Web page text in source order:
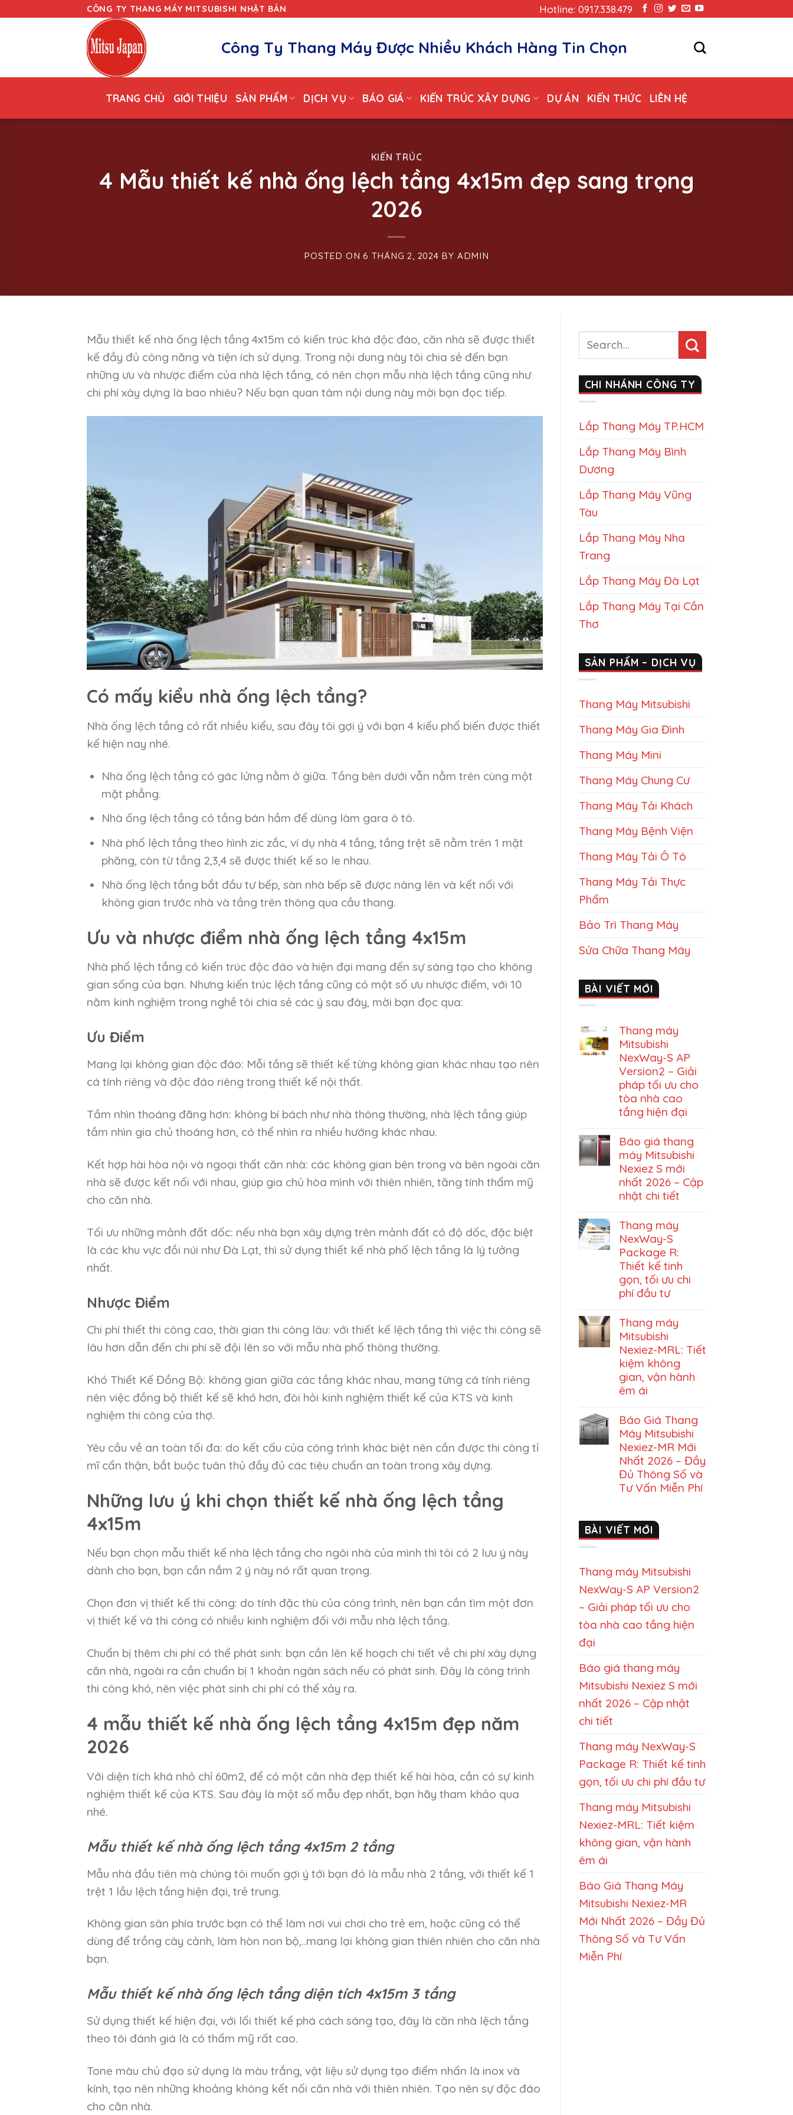
CÔNG TY THANG MÁY MITSUBISHI NHẬT BẢN Hotline: 0917.338.479
Công Ty Thang Máy Được Nhiều Khách Hàng Tin Chọn
TRANG CHỦ GIỚI THIỆU SẢN PHẨM DỊCH VỤ BÁO GIÁ KIẾN TRÚC XÂY DỰNG DỰ ÁN KIẾN THỨC LIÊN HỆ
KIẾN TRÚC
4 Mẫu thiết kế nhà ống lệch tầng 4x15m đẹp sang trọng
2026
POSTED ON6 THÁNG 2, 2024 BY ADMIN
Mẫu thiết kế nhà ống lệch tầng 4x15m có kiến trúc khá độc đáo, căn nhà sẽ được thiết
kế đầy đủ công năng và tiện ích sử dụng. Trong nội dung này tôi chia sẻ đến bạn
những ưu và nhược điểm của nhà lệch tầng, có nên chọn mẫu nhà lệch tầng cũng như
chi phí xây dựng là bao nhiêu? Nếu bạn quan tâm nội dung này mời bạn đọc tiếp.
Có mấy kiểu nhà ống lệch tầng?
Nhà ống lệch tầng có rất nhiều kiểu, sau đây tôi gợi ý với bạn 4 kiểu phổ biến được thiết
kế hiện nay nhé.
Nhà ống lệch tầng có gác lửng nằm ở giữa. Tầng bên dưới vẫn nằm trên cùng một
mặt phẳng.
Nhà ống lệch tầng có tầng bán hầm để dùng làm gara ô tô.
Nhà phố lệch tầng theo hình zic zắc, ví dụ nhà 4 tầng, tầng trệt sẽ nằm trên 1 mặt
phăng, còn từ tầng 2,3,4 sẽ được thiết kế so le nhau.
Nhà ống lệch tầng bắt đầu tư bếp, sàn nhà bếp sẽ được nâng lên và kết nối với
không gian trước nhà và tầng trên thông qua cầu thang.
Ưu và nhược điểm nhà ống lệch tầng 4x15m
Nhà phố lệch tầng có kiến trúc độc đáo và hiện đại mang đến sự sáng tạo cho không
gian sống của bạn. Nhưng kiến trúc lệch tầng cũng có một số ưu nhược điểm, với 10
năm kinh nghiệm trong nghề tôi chia sẻ các ý sau đây, mời bạn đọc qua:
Ưu Điểm
Mang lại không gian độc đáo: Mỗi tầng sẽ thiết kế từng không gian khác nhau tạo nên
cá tính riêng và độc đáo riêng trong thiết kế nội thất.
Tầm nhìn thoáng đãng hơn: không bí bách như nhà thông thường, nhà lệch tầng giúp
tầm nhìn gia chủ thoáng hơn, có thể nhìn ra nhiều hướng khác nhau.
Kết hợp hài hòa nội và ngoại thất căn nhà: các không gian bên trong và bên ngoài căn
nhà sẽ được kết nối với nhau, giúp gia chủ hòa mình với thiên nhiên, tăng tính thẩm mỹ
cho căn nhà.
Tối ưu những mảnh đất dốc: nếu nhà bạn xây dựng trên mảnh đất có độ dốc, đặc biệt
là các khu vực đồi núi như Đà Lạt, thì sử dụng thiết kế nhà phố lệch tầng là lý tưởng
nhất.
Nhược Điểm
Chi phí thiết thi công cao, thời gian thi công lâu: với thiết kế lệch tầng thì việc thi công sẽ
lâu hơn dẫn đến chi phí sẽ đội lên so với mẫu nhà phố thông thường.
Khó Thiết Kế Đồng Bộ: không gian giữa các tầng khác nhau, mang từng cá tính riêng
nên việc đồng bộ thiết kế sẽ khó hơn, đòi hỏi kinh nghiệm thiết kế của KTS và kinh
nghiệm thi công của thợ.
Yêu cầu về an toàn tối đa: do kết cấu của công trình khác biệt nên cần được thi công tỉ
mĩ cẩn thận, bắt buộc tuân thủ đầy đủ các tiêu chuẩn an toàn trong xây dựng.
Những lưu ý khi chọn thiết kế nhà ống lệch tầng
4x15m
Nếu bạn chọn mẫu thiết kế nhà lệch tầng cho ngôi nhà của mình thì tôi có 2 lưu ý này
dành cho bạn, bạn cần nắm 2 ý này nó rất quan trọng.
Chọn đơn vị thiết kế thi công: do tính đặc thù của công trình, nên bạn cần tìm một đơn
vị thiết kế và thi công có nhiều kinh nghiệm đối với mẫu nhà lệch tầng.
Chuẩn bị thêm chi phí có thể phát sinh: bạn cần lên kế hoạch chi tiết về chi phí xây dựng
căn nhà, ngoài ra cần chuẩn bị 1 khoản ngân sách nếu có phát sinh. Đây là công trình
thi công khó, nên việc phát sinh chi phí có thể xảy ra.
4 mẫu thiết kế nhà ống lệch tầng 4x15m đẹp năm
2026
Với diện tích khá nhỏ chỉ 60m2, để có một căn nhà đẹp thiết kế hài hòa, cần có sự kinh
nghiệm thiết kế của KTS. Sau đây là một số mẫu đẹp nhất, bạn hãy tham khảo qua
nhé.
Mẫu thiết kế nhà ống lệch tầng 4x15m 2 tầng
Mẫu nhà đầu tiên mà chúng tôi muốn gợi ý tới bạn đó là mẫu nhà 2 tầng, với thiết kế 1
trệt 1 lầu lệch tầng hiện đại, trẻ trung.
Không gian sân phía trước bạn có thể làm nơi vui chơi cho trẻ em, hoặc cũng có thể
dùng để trồng cây cảnh, làm hòn non bộ,..mang lại không gian thiên nhiên cho căn nhà
bạn.
Mẫu thiết kế nhà ống lệch tầng diện tích 4x15m 3 tầng
Sử dụng thiết kế hiện đại, với lối thiết kế phá cách sáng tạo, đây là căn nhà lệch tầng
theo tôi đánh giá là có thẩm mỹ rất cao.
Tone màu chủ đạo sử dụng là màu trắng, vật liệu sử dụng tạo điểm nhấn là inox và
kính, tạo nên những khoảng không kết nối căn nhà với thiên nhiên. Tạo nên sự độc đáo
cho căn nhà.
CHI NHÁNH CÔNG TY
Lắp Thang Máy TP.HCM
Lắp Thang Máy Bình
Dương
Lắp Thang Máy Vũng
Tàu
Lắp Thang Máy Nha
Trang
Lắp Thang Máy Đà Lạt
Lắp Thang Máy Tại Cần
Thơ
SẢN PHẨM – DỊCH VỤ
Thang Máy Mitsubishi
Thang Máy Gia Đình
Thang Máy Mini
Thang Máy Chung Cư
Thang Máy Tải Khách
Thang Máy Bệnh Viện
Thang Máy Tải Ô Tô
Thang Máy Tải Thực
Phẩm
Bảo Trì Thang Máy
Sửa Chữa Thang Máy
BÀI VIẾT MỚI
Thang máy
Mitsubishi
NexWay-S AP
Version2 – Giải
pháp tối ưu cho
tòa nhà cao
tầng hiện đại
Báo giá thang
máy Mitsubishi
Nexiez S mới
nhất 2026 – Cập
nhật chi tiết
Thang máy
NexWay-S
Package R:
Thiết kế tinh
gọn, tối ưu chi
phí đầu tư
Thang máy
Mitsubishi
Nexiez-MRL: Tiết
kiệm không
gian, vận hành
êm ái
Báo Giá Thang
Máy Mitsubishi
Nexiez-MR Mới
Nhất 2026 – Đầy
Đủ Thông Số và
Tư Vấn Miễn Phí
BÀI VIẾT MỚI
Thang máy Mitsubishi
NexWay-S AP Version2
– Giải pháp tối ưu cho
tòa nhà cao tầng hiện
đại
Báo giá thang máy
Mitsubishi Nexiez S mới
nhất 2026 – Cập nhật
chi tiết
Thang máy NexWay-S
Package R: Thiết kế tinh
gọn, tối ưu chi phí đầu tư
Thang máy Mitsubishi
Nexiez-MRL: Tiết kiệm
không gian, vận hành
êm ái
Báo Giá Thang Máy
Mitsubishi Nexiez-MR
Mới Nhất 2026 – Đầy Đủ
Thông Số và Tư Vấn
Miễn Phí